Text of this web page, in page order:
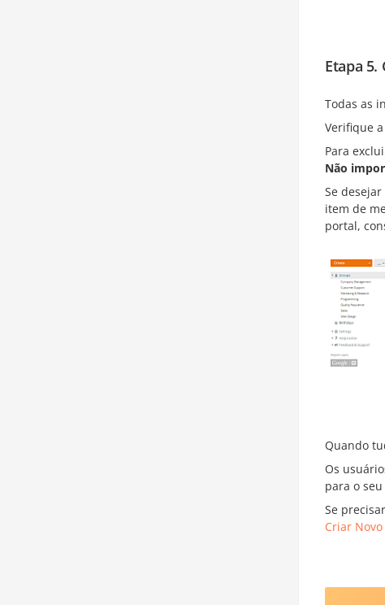
Etapa
Todas as
Verifique
Para
Não
Se
item de
portal,
Quando
Os
para o
Se
Criar